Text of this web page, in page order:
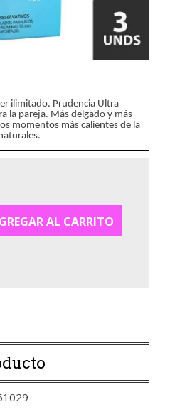
ilimitado. Prudencia Ultra
la pareja. Más delgado y más
momentos más calientes de la
AL CARRITO